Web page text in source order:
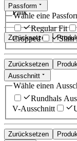
Pink
Zurücksetzen
Passform
Wähle eine
Regular Fit
Cropped
Slim
Zurücksetzen
Ausschnitt
Wähle einen
Rundhals
V-Ausschnitt
Zurücksetzen